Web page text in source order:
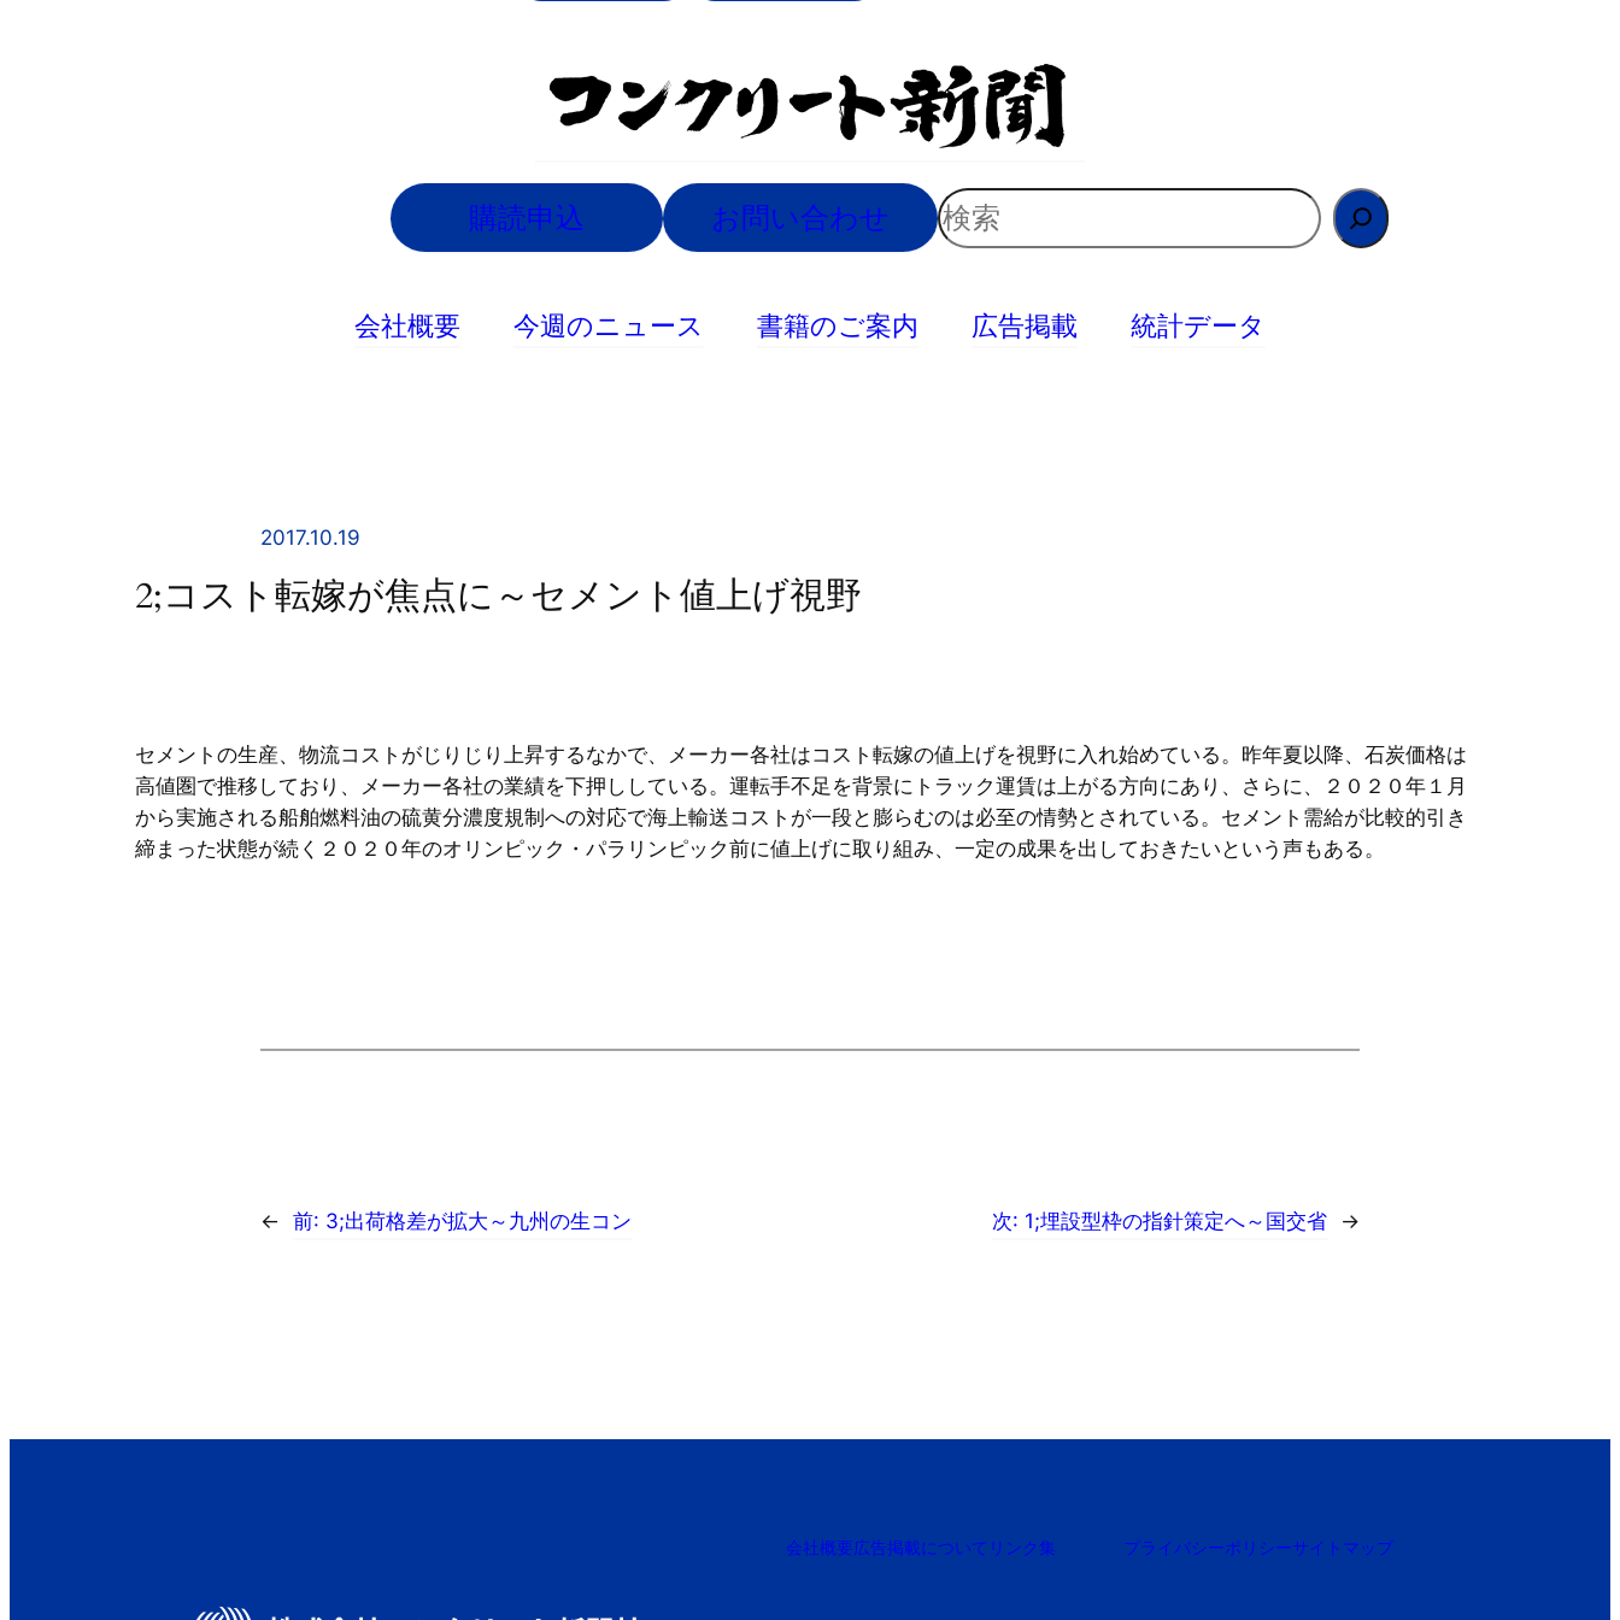
購読申込 お問い合わせ
検
索
会社概要 今週のニュース 書籍のご案内 広告掲載 統計データ
2017.10.19
2;コスト転嫁が焦点に～セメント値上げ視野
セメントの生産、物流コストがじりじり上昇するなかで、メーカー各社はコスト転嫁の値上げを視野に入れ始めている。昨年夏以降、石炭価格は
高値圏で推移しており、メーカー各社の業績を下押ししている。運転手不足を背景にトラック運賃は上がる方向にあり、さらに、２０２０年１月
から実施される船舶燃料油の硫黄分濃度規制への対応で海上輸送コストが一段と膨らむのは必至の情勢とされている。セメント需給が比較的引き
締まった状態が続く２０２０年のオリンピック・パラリンピック前に値上げに取り組み、一定の成果を出しておきたいという声もある。
← 前: 3;出荷格差が拡大～九州の生コン 次: 1;埋設型枠の指針策定へ～国交省 →
会社概要広告掲載について リンク集 プライバシーポリシーサイトマップ